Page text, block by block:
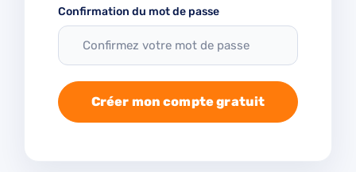
Confirmation du mot de passe
Créer mon compte gratuit